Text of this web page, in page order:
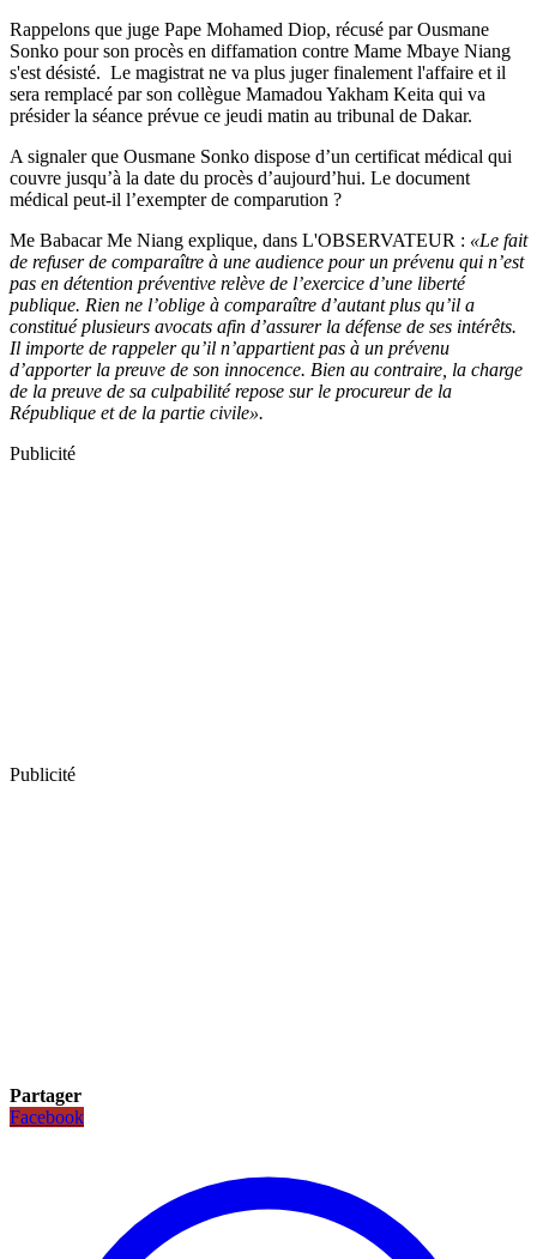
Rappelons que juge Pape Mohamed Diop, récusé par Ousmane
Sonko pour son procès en diffamation contre Mame Mbaye Niang
s'est désisté. Le magistrat ne va plus juger finalement l'affaire et il
sera remplacé par son collègue Mamadou Yakham Keita qui va
présider la séance prévue ce jeudi matin au tribunal de Dakar.
A signaler que Ousmane Sonko dispose d’un certificat médical qui
couvre jusqu’à la date du procès d’aujourd’hui. Le document
médical peut-il l’exempter de comparution ?
Me Babacar Me Niang explique, dans L'OBSERVATEUR : «Le fait
de refuser de comparaître à une audience pour un prévenu qui n’est
pas en détention préventive relève de l’exercice d’une liberté
publique. Rien ne l’oblige à comparaître d’autant plus qu’il a
constitué plusieurs avocats afin d’assurer la défense de ses intérêts.
Il importe de rappeler qu’il n’appartient pas à un prévenu
d’apporter la preuve de son innocence. Bien au contraire, la charge
de la preuve de sa culpabilité repose sur le procureur de la
République et de la partie civile».
Publicité
Publicité
Partager
Facebook